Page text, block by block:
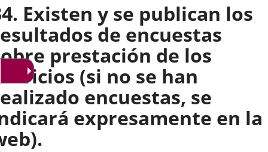
Existen y se publican los
de encuestas
prestación de los
(si no se han
encuestas, se
expresamente en la